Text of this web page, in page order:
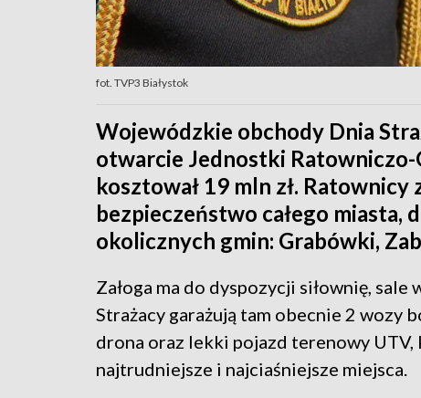
fot. TVP3 Białystok
Wojewódzkie obchody Dnia
otwarcie Jednostki
kosztował 19 mln zł.
bezpieczeństwo całego miasta,
okolicznych gmin: Grabówki,
Załoga ma do dyspozycji siłownię,
Strażacy garażują tam obecnie 2 wozy
drona oraz lekki pojazd terenowy
najtrudniejsze i najciaśniejsze miejsca.